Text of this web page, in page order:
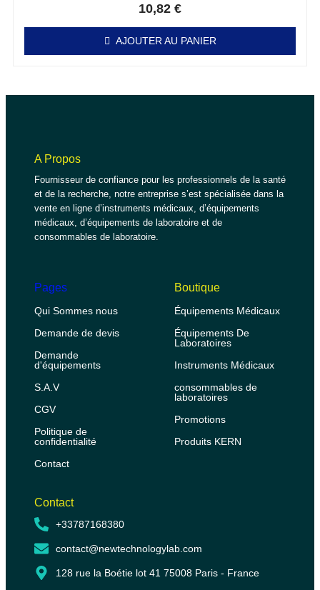
10,82 €
AJOUTER AU PANIER
A Propos
Fournisseur de confiance pour les professionnels de la santé
et de la recherche, notre entreprise s’est spécialisée dans la
vente en ligne d’instruments médicaux, d’équipements
médicaux, d’équipements de laboratoire et de
consommables de laboratoire.
Pages
Qui Sommes nous
Demande de devis
Demande
d'équipements
S.A.V
CGV
Politique de
confidentialité
Contact
Boutique
Équipements Médicaux
Équipements De
Laboratoires
Instruments Médicaux
consommables de
laboratoires
Promotions
Produits KERN
Contact
+33787168380
contact@newtechnologylab.com
128 rue la Boétie lot 41 75008 Paris - France